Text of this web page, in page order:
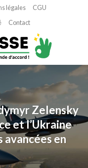
légales
CGU
Contact
Zelensky
et l’Ukraine
en